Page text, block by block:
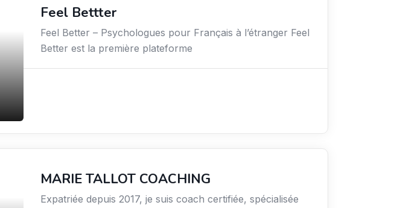
Feel Bettter
Feel Better – Psychologues pour Français à l’étranger Feel
Better est la première plateforme
MARIE TALLOT COACHING
Expatriée depuis 2017, je suis coach certifiée, spécialisée